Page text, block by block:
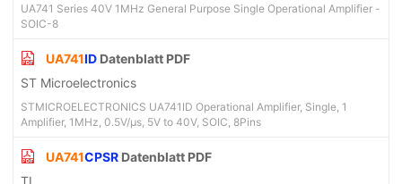
UA741 Series 40V 1MHz General Purpose Single Operational Amplifier -
SOIC-8
UA741ID Datenblatt PDF
ST Microelectronics
STMICROELECTRONICS UA741ID Operational Amplifier, Single, 1
Amplifier, 1MHz, 0.5V/µs, 5V to 40V, SOIC, 8Pins
UA741CPSR Datenblatt PDF
TI